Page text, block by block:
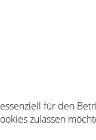
für den
zulassen